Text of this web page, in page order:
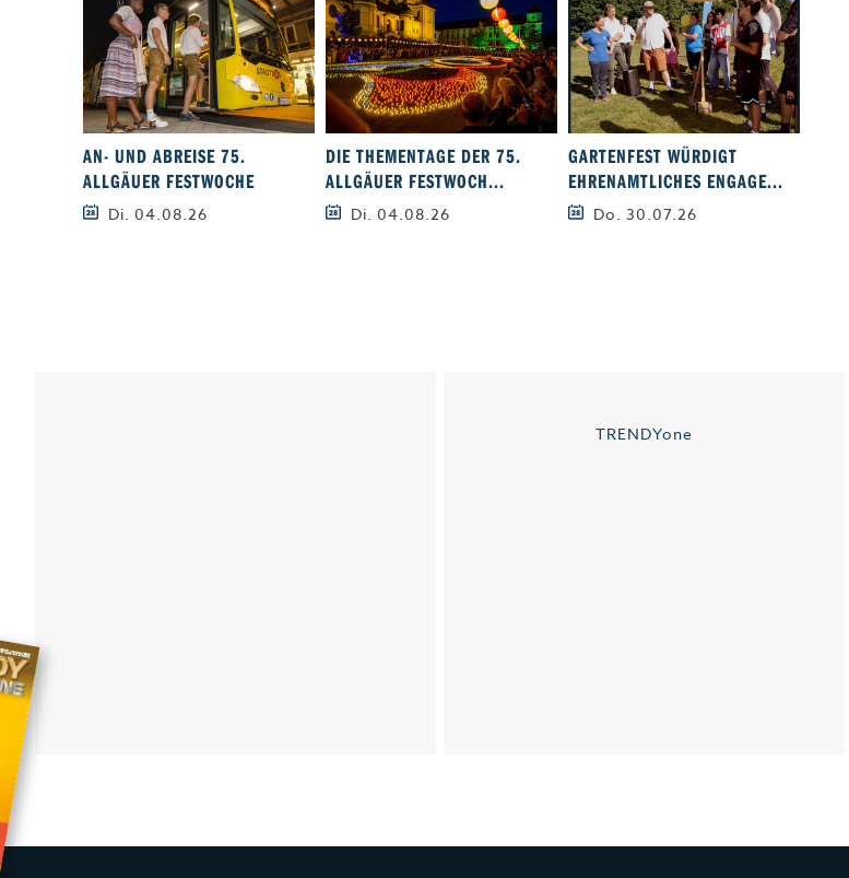
AN- UND ABREISE 75.
ALLGÄUER FESTWOCHE
Di. 04.08.26
DIE THEMENTAGE DER 75.
ALLGÄUER FESTWOCH...
Di. 04.08.26
GARTENFEST WÜRDIGT
EHRENAMTLICHES ENGAGE...
Do. 30.07.26
TRENDYone